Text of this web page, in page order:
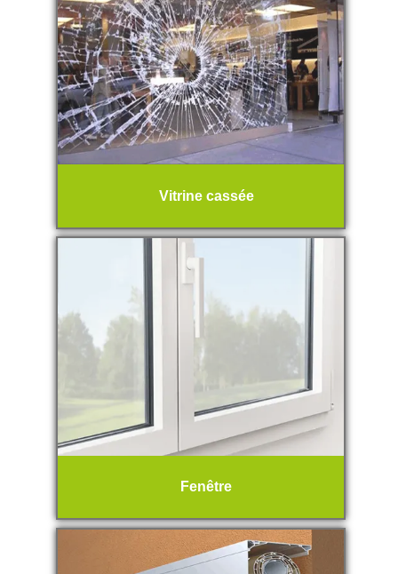
Vitrine cassée
Fenêtre